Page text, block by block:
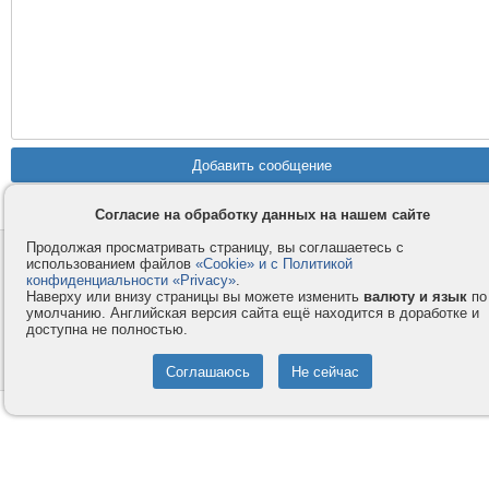
Контакты
Компания
Privacy и Cookie
Услуги
Как оплатить
Помощь
© 2008-2026
- Все права защищены.
Согласие на обработку данных на нашем сайте
Продолжая просматривать страницу, вы соглашаетесь с
использованием файлов «Cookie» и с Политикой
конфиденциальности «Privacy».
Наверху или внизу страницы вы можете изменить валюту и язык по
умолчанию. Английская версия сайта ещё находится в доработке и
доступна не полностью.